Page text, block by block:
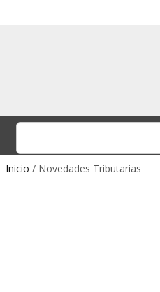
Inicio / Novedades Tributarias